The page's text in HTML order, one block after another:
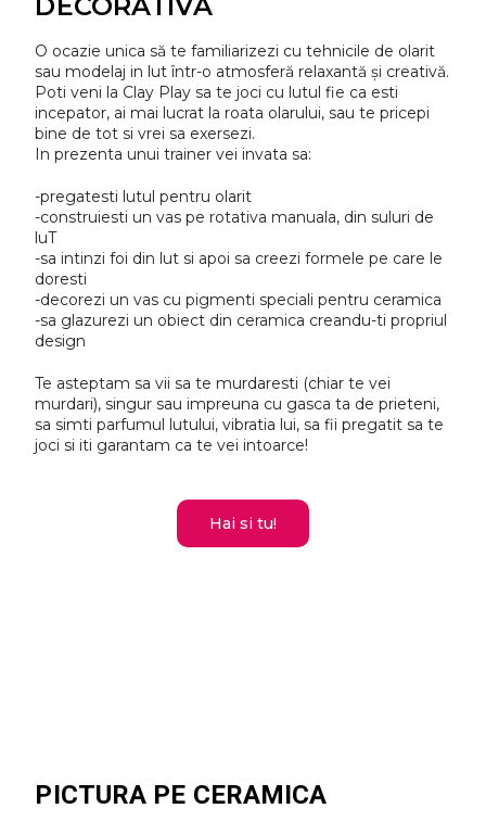
O ocazie unica să te familiarizezi cu tehnicile de olarit
sau modelaj in lut într-o atmosferă relaxantă și creativă.
Poti veni la Clay Play sa te joci cu lutul fie ca esti
incepator, ai mai lucrat la roata olarului, sau te pricepi
bine de tot si vrei sa exersezi.
In prezenta unui trainer vei invata sa:
-pregatesti lutul pentru olarit
-construiesti un vas pe rotativa manuala, din suluri de
luT
-sa intinzi foi din lut si apoi sa creezi formele pe care le
doresti
-decorezi un vas cu pigmenti speciali pentru ceramica
-sa glazurezi un obiect din ceramica creandu-ti propriul
design
Te asteptam sa vii sa te murdaresti (chiar te vei
murdari), singur sau impreuna cu gasca ta de prieteni,
sa simti parfumul lutului, vibratia lui, sa fii pregatit sa te
joci si iti garantam ca te vei intoarce!
Hai si tu!
PICTURA PE CERAMICA